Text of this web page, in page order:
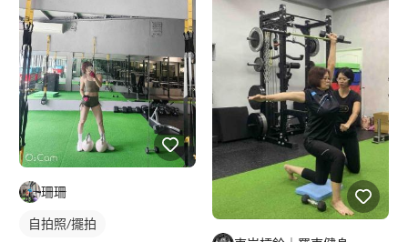
珊珊
自拍照/擺拍